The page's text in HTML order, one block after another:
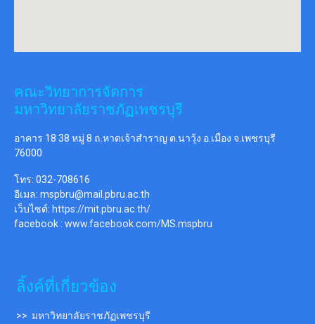
คณะวิทยาการจัดการ
มหาวิทยาลัยราชภัฏเพชรบุรี
อาคาร 18 38 หมู่ 8 ถ.หาดเจ้าสำราญ ต.นาวุ้ง อ.เมือง จ.เพชรบุรี
76000
โทร: 032-708616
อีเมล: mspbru@mail.pbru.ac.th
เว็บไซต์: https://mit.pbru.ac.th/
facebook : www.facebook.com/MS.mspbru
ลิ้งค์ที่เกี่ยวข้อง
>> มหาวิทยาลัยราชภัฏเพชรบุรี